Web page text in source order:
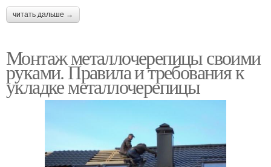
читать дальше →
Монтаж металлочерепицы своими
руками. Правила и требования к
укладке металлочерепицы